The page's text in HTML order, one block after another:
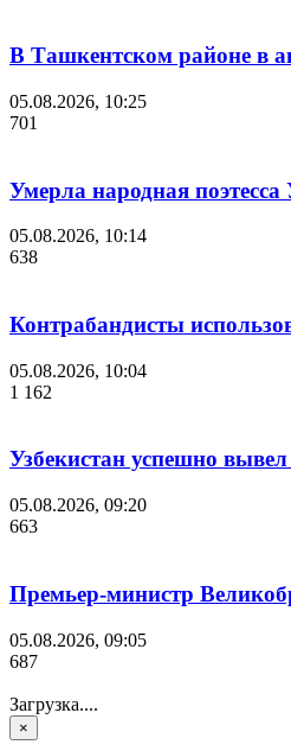
В Ташкентском районе в
05.08.2026, 10:25
701
Умерла народная
05.08.2026, 10:14
638
Контрабандисты
05.08.2026, 10:04
1 162
Узбекистан успешно
05.08.2026, 09:20
663
Премьер-министр
05.08.2026, 09:05
687
Загрузка....
×